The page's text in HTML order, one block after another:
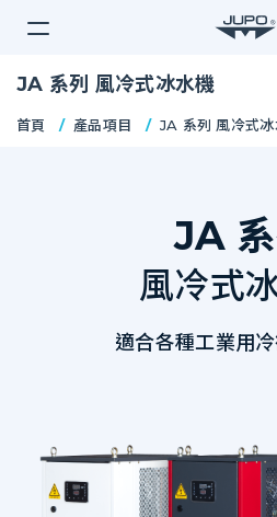
Jupo
JA 系列 風冷式冰水機
首頁 產品項目 JA 系列 風冷式冰
JA
風冷式
適合各種工業用